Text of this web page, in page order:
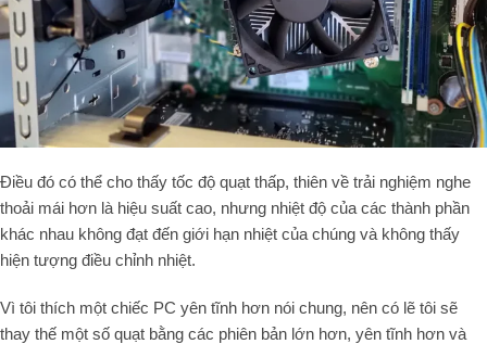
Điều đó có thể cho thấy tốc độ quạt thấp, thiên về trải nghiệm nghe
thoải mái hơn là hiệu suất cao, nhưng nhiệt độ của các thành phần
khác nhau không đạt đến giới hạn nhiệt của chúng và không thấy
hiện tượng điều chỉnh nhiệt.
Vì tôi thích một chiếc PC yên tĩnh hơn nói chung, nên có lẽ tôi sẽ
thay thế một số quạt bằng các phiên bản lớn hơn, yên tĩnh hơn và